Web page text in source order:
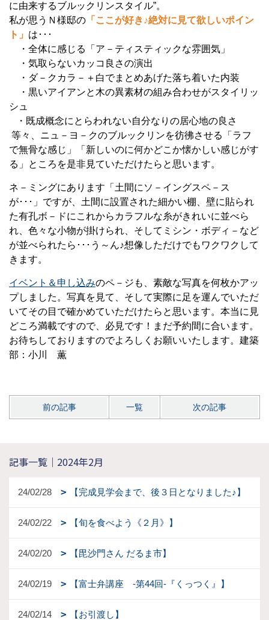
に由来するブルックリンスタイル”。
私が思うＮ様邸の 「ここが好き♪絶対に見て欲しいポイン
ト」 は･･･
・全体に感じる「ア－ティスティックな雰囲気」
・気取らないカッコ良さの演出
・ダ－クカラ－＋白でまとめあげた落ち着いた内装
・黒いアイアンと木の異素材の組み合わせがスタイリッ
シュ
・既成概念にとらわれない自分なりの居心地の良さ
等々、ニュ－ヨ－クのブルックリンを彷彿させる「ラフ
で無骨な感じ」「新しいのに何かどこか懐かしい感じがす
る」ところを是非見ていただけたらと思います。
ネ－ミングにあります「土間にソ－イングスペ－ス
が･･･」ですが、土間に設置された細かい棚、壁に貼られ
た有孔ボ－ドにこれからカラフルな糸がきれいに並べら
れ、色々な小物が掛けられ、そしてミシン・ボディ－など
が並べられたら･･･う～ん♪想像しただけでもワクワクして
きます。
イベント＆申し込みのペ－ジも、素敵な写真を何枚かアッ
プしました。写真を見て、そして実際に足を運んでいただ
いてその目で確かめていただけたらと思います。本当に見
どころ満載ですので、必見です！まだ予約間に合います。
お待ちしておりますのでよろしくお願いいたします。建築
部：小川 薫
前の記事 一覧 次の記事
記事一覧｜2024年2月
24/02/28 【完成見学会まで、後３日となりました♪】
24/02/22 【旬を食べよう《２月》】
24/02/20 【毘沙門さん だるま市】
24/02/19 【富士弁講座 -第44回-『くっつく』】
24/02/14 【お引渡し】